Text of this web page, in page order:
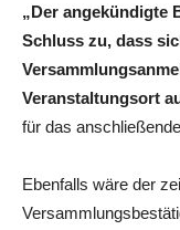
„Der angekündigte
Schluss zu, dass
Veranstaltungsort
für das
Ebenfalls wäre der